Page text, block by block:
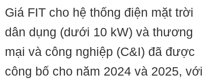
Giá FIT cho hệ thống điện mặt trời
dân dụng (dưới 10 kW) và thương
mại và công nghiệp (C&I) đã được
công bố cho năm 2024 và 2025, với